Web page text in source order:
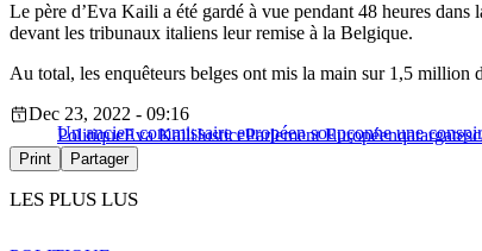
Le père d’Eva Kaili a été gardé à vue pendant 48 heures
devant les tribunaux italiens leur remise à la Belgique.
Au total, les enquêteurs belges ont mis la main sur 1,5 million
Un ancien commissaire européen soupçonne une
Dec 23, 2022 - 09:16
PolitiqueEva KailiJusticeParlement Européenqatargate
Print Partager
LES PLUS LUS